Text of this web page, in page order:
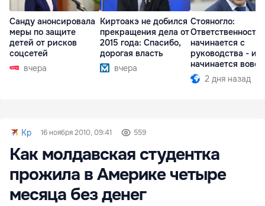
Санду анонсировала
меры по защите
детей от рисков
соцсетей
вчера
Киртоакэ не добился
прекращения дела от
2015 года: Спасибо,
дорогая власть
вчера
Стояногло:
Ответственность
начинается с
руководства -
начинается вовсе
2 дня назад
Kp 16 ноября 2010, 09:41 559
Как молдавская студентка
прожила в Америке четыре
месяца без денег